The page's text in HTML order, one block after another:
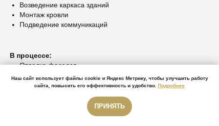
Возведение каркаса зданий
Монтаж кровли
Подведение коммуникаций
В процессе:
Отделка фасадов
Внутренняя отделка помещений
Благоустройство территории
Звонок бесплатный
Звонок бесплатный
Наш сайт использует файлы cookie и Яндекс Метрику, чтобы улучшить работу
сайта, повысить его эффективность и удобство. Подробнее
ПРИНЯТЬ